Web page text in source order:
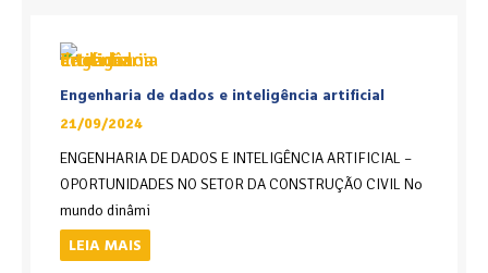
Engenharia de dados e inteligência artificial
21/09/2024
ENGENHARIA DE DADOS E INTELIGÊNCIA ARTIFICIAL –
OPORTUNIDADES NO SETOR DA CONSTRUÇÃO CIVIL No
mundo dinâmi
LEIA MAIS